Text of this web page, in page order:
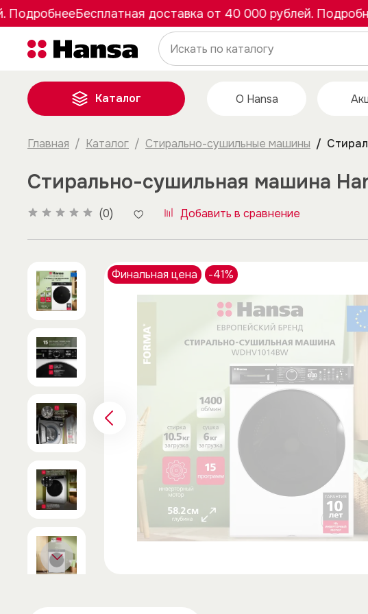
Бесплатная доставка от 40 000 рублей. Подробнее
Каталог О Hansa
Главная Каталог Стирально-сушильные машины
Финальная цена -41%
Стирально-сушильная машина
(0) Добавить в сравнение